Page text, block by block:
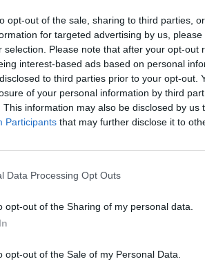
opt-out of the sale, sharing to third parties,
for targeted advertising by us,
selection. Please note that after your opt-out
interest-based ads based on personal
to third parties prior to your opt-out.
of your personal information by third
This information may also be disclosed by us
Participants that may further disclose it to
Data Processing Opt Outs
opt-out of the Sharing of my personal data.
opt-out of the Sale of my Personal Data.
Δωρεάν
Και αυτή την εβδομάδα το